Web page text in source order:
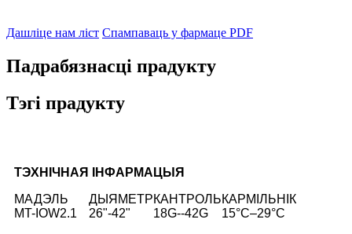
Дашліце нам ліст Спампаваць у фармаце PDF
Падрабязнасці прадукту
Тэгі прадукту
ТЭХНІЧНАЯ ІНФАРМАЦЫЯ
МАДЭЛЬ
ДЫЯМЕТРКАНТРОЛЬКАРМІЛЬНІК
MT-IOW2.1
26"-42" 18G--42G
15°C–29°C